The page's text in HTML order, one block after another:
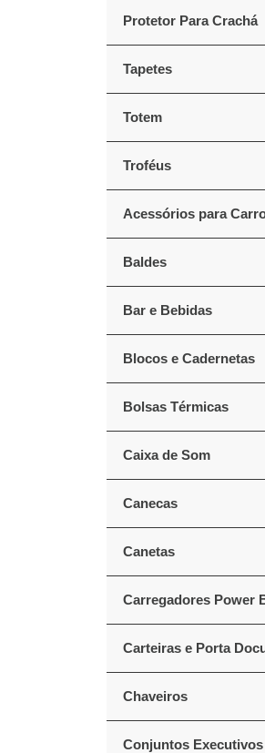
Protetor Para Crachá
Tapetes
Totem
Troféus
Acessórios para
Baldes
Bar e Bebidas
Blocos e Cadernetas
Bolsas Térmicas
Caixa de Som
Canecas
Canetas
Carregadores Power
Carteiras e Porta
Chaveiros
Conjuntos Executivos